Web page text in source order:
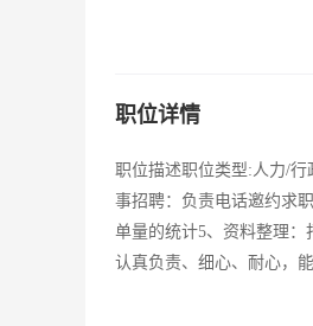
职位详情
职位描述职位类型:人力/
事招聘：负责电话邀约求
单量的统计5、资料整理
认真负责、细心、耐心，